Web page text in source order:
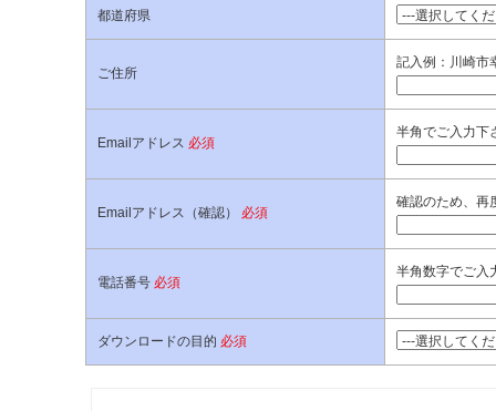
都道府県
ご住所
記入例：川崎市
Emailアドレス 必須
半角でご入力下
Emailアドレス（確認） 必須
確認のため、再
電話番号 必須
半角数字でご入
ダウンロードの目的 必須